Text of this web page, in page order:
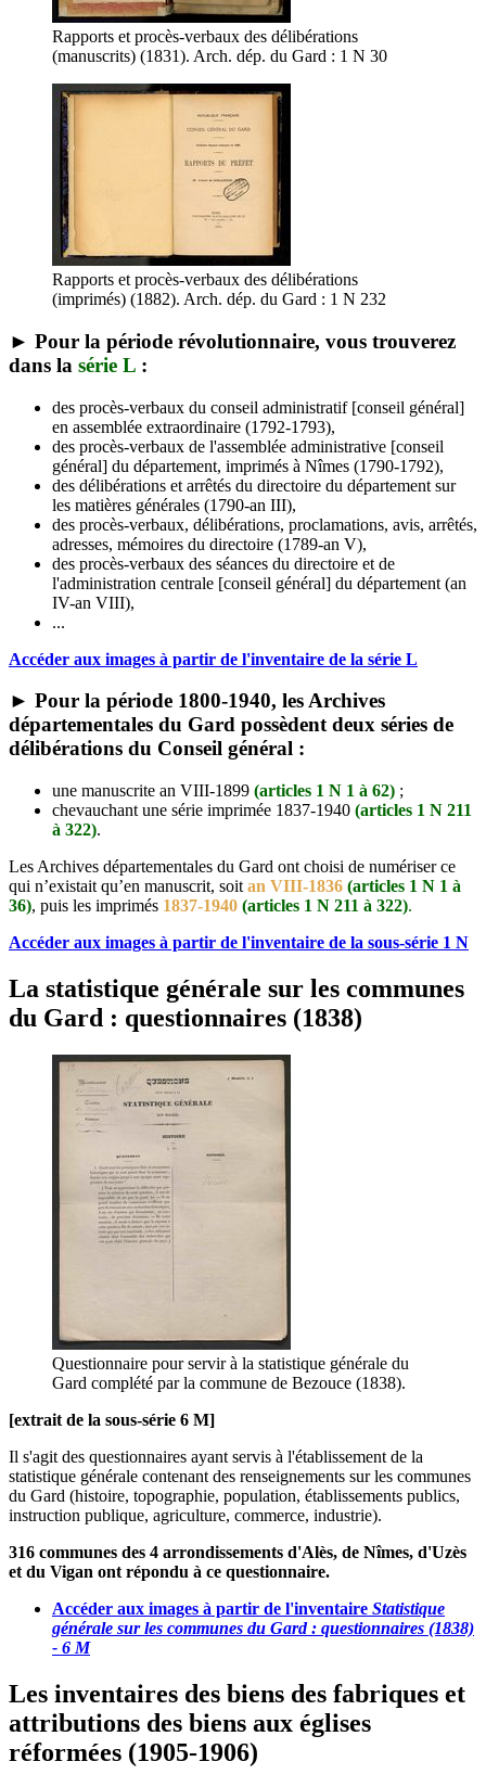
Rapports et procès-verbaux des délibérations
(manuscrits) (1831). Arch. dép. du Gard : 1 N 30
Rapports et procès-verbaux des délibérations
(imprimés) (1882). Arch. dép. du Gard : 1 N 232
► Pour la période révolutionnaire, vous trouverez
dans la série L :
des procès-verbaux du conseil administratif [conseil général]
en assemblée extraordinaire (1792-1793),
des procès-verbaux de l'assemblée administrative [conseil
général] du département, imprimés à Nîmes (1790-1792),
des délibérations et arrêtés du directoire du département sur
les matières générales (1790-an III),
des procès-verbaux, délibérations, proclamations, avis, arrêtés,
adresses, mémoires du directoire (1789-an V),
des procès-verbaux des séances du directoire et de
l'administration centrale [conseil général] du département (an
IV-an VIII),
...
Accéder aux images à partir de l'inventaire de la série L
► Pour la période 1800-1940, les Archives
départementales du Gard possèdent deux séries de
délibérations du Conseil général :
une manuscrite an VIII-1899 (articles 1 N 1 à 62) ;
chevauchant une série imprimée 1837-1940 (articles 1 N 211
à 322).
Les Archives départementales du Gard ont choisi de numériser ce
qui n’existait qu’en manuscrit, soit an VIII-1836 (articles 1 N 1 à
36), puis les imprimés 1837-1940 (articles 1 N 211 à 322).
Accéder aux images à partir de l'inventaire de la sous-série 1 N
La statistique générale sur les communes
du Gard : questionnaires (1838)
Questionnaire pour servir à la statistique générale du
Gard complété par la commune de Bezouce (1838).
[extrait de la sous-série 6 M]
Il s'agit des questionnaires ayant servis à l'établissement de la
statistique générale contenant des renseignements sur les communes
du Gard (histoire, topographie, population, établissements publics,
instruction publique, agriculture, commerce, industrie).
316 communes des 4 arrondissements d'Alès, de Nîmes, d'Uzès
et du Vigan ont répondu à ce questionnaire.
Accéder aux images à partir de l'inventaire Statistique
générale sur les communes du Gard : questionnaires (1838)
- 6 M
Les inventaires des biens des fabriques et
attributions des biens aux églises
réformées (1905-1906)